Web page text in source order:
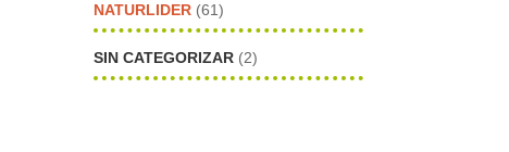
NATURLIDER (61)
SIN CATEGORIZAR (2)